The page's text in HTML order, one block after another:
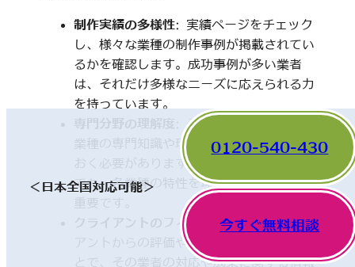
制作実績の多様性: 実績ページをチェック
し、様々な業種の制作事例が掲載されてい
るかを確認します。成功事例が多い業者
は、それだけ多様なニーズに応えられる力
を持っています。
: その業者が関わってきた
業種の専門知識や理解度についても触れて
おく必要があります。一見、異なった分野
でも、各業種の特性を理解していることが
クライアントのフィードバック: 他のクライ
アントからの評価やレビューを確認するこ
とで、その業者の対応や成果に関する情報
＜日本全国対応可能＞
0120-540-430
今すぐ無料相談